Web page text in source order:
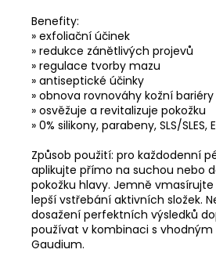
Benefity:
» exfoliační účinek
» redukce zánětlivých projevů
» regulace tvorby mazu
» antiseptické účinky
» obnova rovnováhy kožní bariéry
» osvěžuje a revitalizuje pokožku
» 0% silikony, parabeny, SLS/SLES,
Způsob použití: pro každodenní
aplikujte přímo na suchou nebo
pokožku hlavy. Jemně
lepší vstřebání aktivních složek.
dosažení perfektních výsledků
používat v kombinaci s
Gaudium.